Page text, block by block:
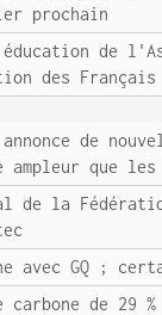
prochain
de
des
de
ampleur que
de la
avec GQ ;
carbone de 29